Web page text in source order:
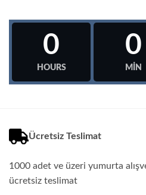
0
HOURS
0
MIN
Ücretsiz Teslimat
1000 adet ve üzeri yumurta
ücretsiz teslimat